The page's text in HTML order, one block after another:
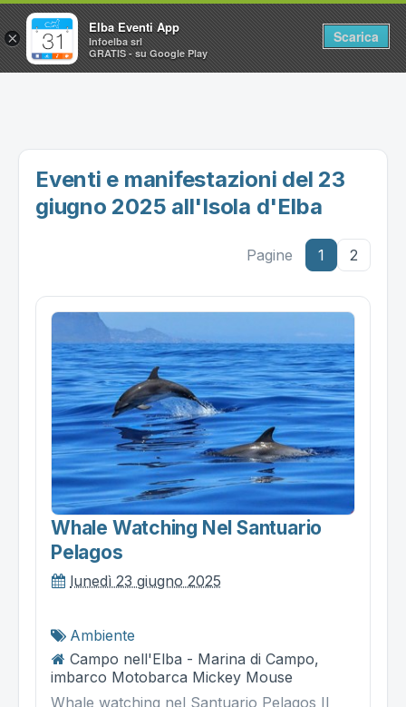
Home
Utilità
Eventi e manifestazioni del 23
giugno 2025 all'Isola d'Elba
Pagine 1 2
Whale Watching Nel Santuario
Pelagos
lunedì 23 giugno 2025
Ambiente
Campo nell'Elba - Marina di Campo,
imbarco Motobarca Mickey Mouse
Whale watching nel Santuario Pelagos Il
×
Elba Eventi App
Infoelba srl
GRATIS - su Google Play
Scarica